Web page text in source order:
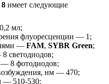
имеет следующие
мл;
флуоресценции — 1;
— FAM, SYBR Green;
светодиодов;
— 8 фотодиодов;
нм — 470;
— 510-530;